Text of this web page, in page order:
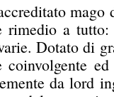
mago
rimedio a
Dotato di
da lord